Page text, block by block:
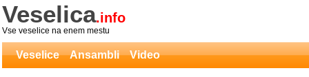
Veselica.info
Vse veselice na enem mestu
Veselice Ansambli Video